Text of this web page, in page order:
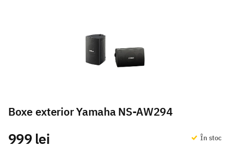
Boxe exterior Yamaha NS-AW294
În stoc
999 lei